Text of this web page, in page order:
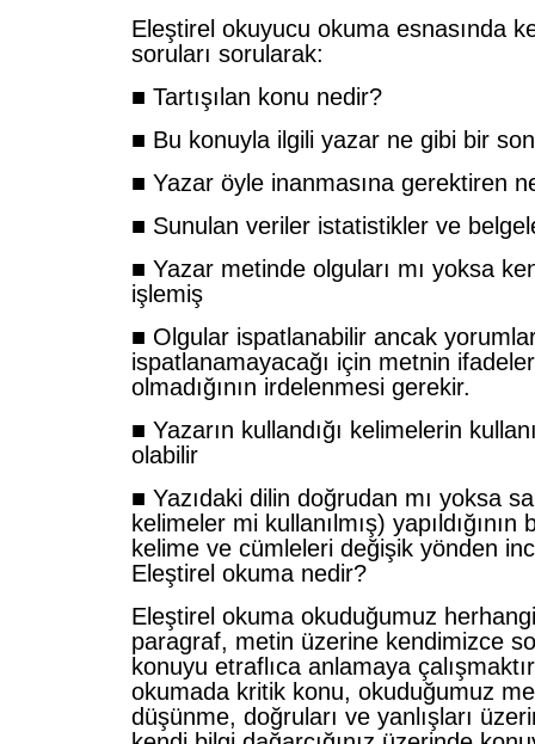
Eleştirel okuyucu okuma esnasında
soruları sorularak:
■ Tartışılan konu nedir?
■ Bu konuyla ilgili yazar ne gibi bir
■ Yazar öyle inanmasına gerektiren
■ Sunulan veriler istatistikler ve
■ Yazar metinde olguları mı yoksa
işlemiş
■ Olgular ispatlanabilir ancak
ispatlanamayacağı için metnin
olmadığının irdelenmesi gerekir.
■ Yazarın kullandığı kelimelerin
olabilir
■ Yazıdaki dilin doğrudan mı yoksa
kelimeler mi kullanılmış) yapıldığının
kelime ve cümleleri değişik yönden
Eleştirel okuma nedir?
Eleştirel okuma okuduğumuz
paragraf, metin üzerine kendimizce
konuyu etraflıca anlamaya
okumada kritik konu, okuduğumuz
düşünme, doğruları ve yanlışları